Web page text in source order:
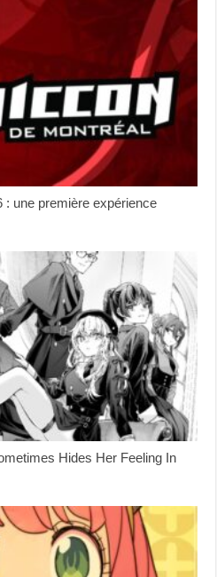
: une première expérience
Hides Her Feeling In